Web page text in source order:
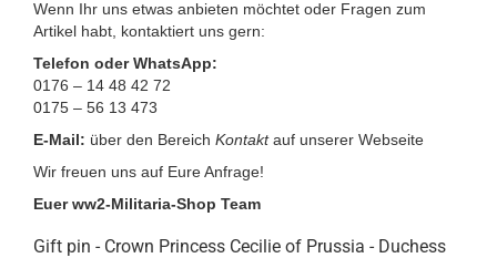
Wenn Ihr uns etwas anbieten möchtet oder Fragen zum
Artikel habt, kontaktiert uns gern:
Telefon oder WhatsApp:
0176 – 14 48 42 72
0175 – 56 13 473
E-Mail: über den Bereich Kontakt auf unserer Webseite
Wir freuen uns auf Eure Anfrage!
Euer ww2-Militaria-Shop Team
Gift pin - Crown Princess Cecilie of Prussia - Duchess